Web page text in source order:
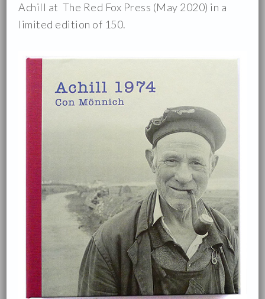
Achill at The Red Fox Press (May 2020) in a
limited edition of 150.